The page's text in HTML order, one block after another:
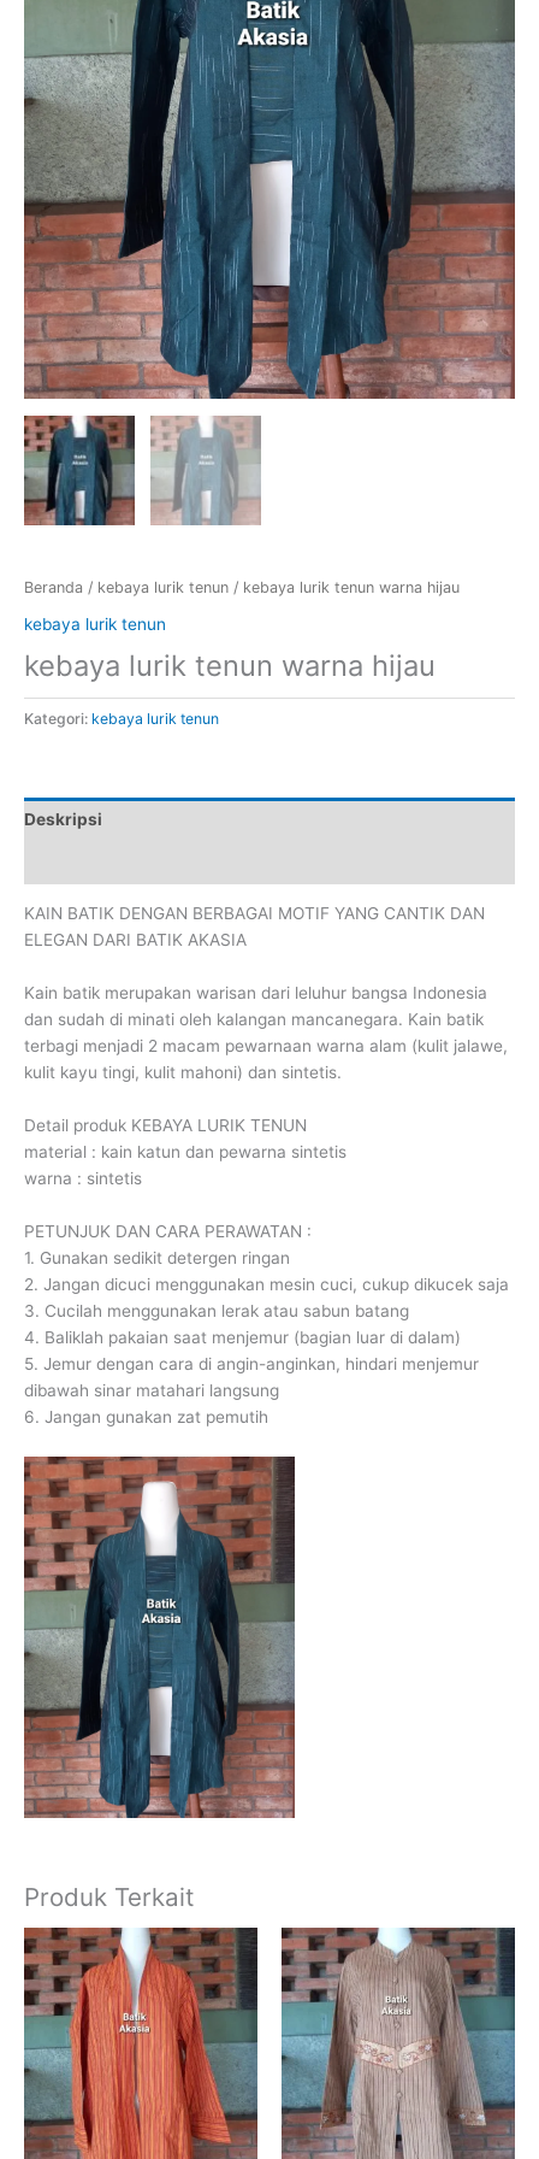
Beranda / kebaya lurik tenun / kebaya lurik tenun warna hijau
kebaya lurik tenun
kebaya lurik tenun warna hijau
Kategori: kebaya lurik tenun
Deskripsi
KAIN BATIK DENGAN BERBAGAI MOTIF YANG CANTIK DAN
ELEGAN DARI BATIK AKASIA
Kain batik merupakan warisan dari leluhur bangsa Indonesia
dan sudah di minati oleh kalangan mancanegara. Kain batik
terbagi menjadi 2 macam pewarnaan warna alam (kulit jalawe,
kulit kayu tingi, kulit mahoni) dan sintetis.
Detail produk KEBAYA LURIK TENUN
material : kain katun dan pewarna sintetis
warna : sintetis
PETUNJUK DAN CARA PERAWATAN :
1. Gunakan sedikit detergen ringan
2. Jangan dicuci menggunakan mesin cuci, cukup dikucek saja
3. Cucilah menggunakan lerak atau sabun batang
4. Baliklah pakaian saat menjemur (bagian luar di dalam)
5. Jemur dengan cara di angin-anginkan, hindari menjemur
dibawah sinar matahari langsung
6. Jangan gunakan zat pemutih
Produk Terkait